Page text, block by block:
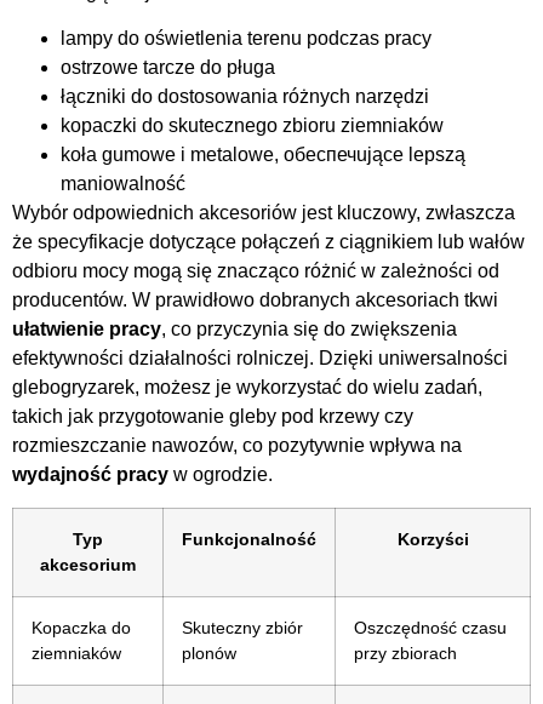
lampy do oświetlenia terenu podczas pracy
ostrzowe tarcze do pługa
łączniki do dostosowania różnych narzędzi
kopaczki do skutecznego zbioru ziemniaków
koła gumowe i metalowe, обеспечujące lepszą
maniowalność
Wybór odpowiednich akcesoriów jest kluczowy, zwłaszcza
że specyfikacje dotyczące połączeń z ciągnikiem lub wałów
odbioru mocy mogą się znacząco różnić w zależności od
producentów. W prawidłowo dobranych akcesoriach tkwi
ułatwienie pracy, co przyczynia się do zwiększenia
efektywności działalności rolniczej. Dzięki uniwersalności
glebogryzarek, możesz je wykorzystać do wielu zadań,
takich jak przygotowanie gleby pod krzewy czy
rozmieszczanie nawozów, co pozytywnie wpływa na
wydajność pracy w ogrodzie.
Typ
akcesorium
Funkcjonalność Korzyści
Kopaczka do
ziemniaków
Skuteczny zbiór
plonów
Oszczędność czasu
przy zbiorach